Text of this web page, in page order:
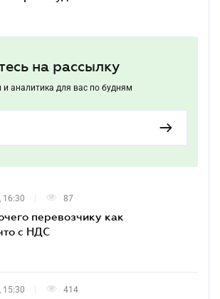
на рассылку
и аналитика для вас по будням
16:30 87
перевозчику как
с НДС
15:30 414